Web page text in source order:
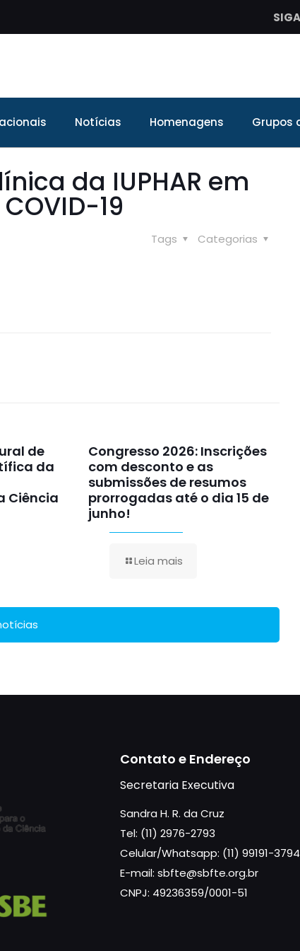
Notícias Homenagens Grupos
da IUPHAR em
19
Categorias
Tags
de
da
Ciência
Congresso 2026: Inscrições
com desconto e as
submissões de resumos
prorrogadas até o dia 15 de
junho!
Leia mais
Contato e Endereço
Secretaria Executiva
Sandra H. R. da Cruz
Tel: (11) 2976-2793
Celular/Whatsapp: (11) 99191-3794
E-mail: sbfte@sbfte.org.br
CNPJ: 49236359/0001-51